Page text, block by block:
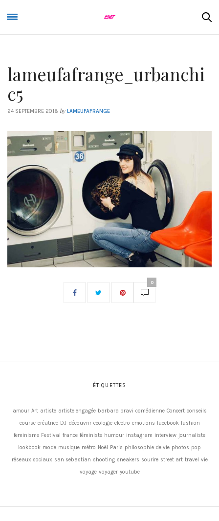
lameufafrange_urbanchi
c5
24 SEPTEMBRE 2018 by LAMEUFAFRANGE
0
ÉTIQUETTES
amour Art artiste artiste engagée barbara pravi comédienne Concert conseils
course créatrice DJ découvrir ecologie electro emotions facebook fashion
feminisme Festival france féministe humour instagram interview journaliste
lookbook mode musique métro Noël Paris philosophie de vie photos pop
réseaux sociaux san sebastian shooting sneakers sourire street art travel vie
voyage voyager youtube